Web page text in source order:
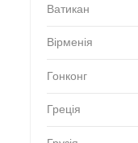
Ватикан
Вірменія
Гонконг
Греція